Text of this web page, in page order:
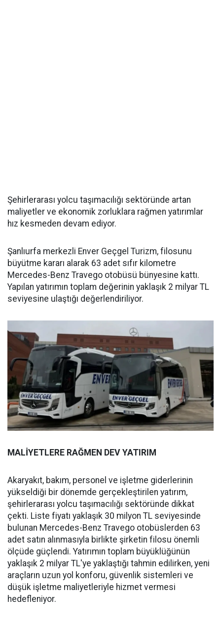
Şehirlerarası yolcu taşımacılığı sektöründe artan
maliyetler ve ekonomik zorluklara rağmen yatırımlar
hız kesmeden devam ediyor.
Şanlıurfa merkezli Enver Geçgel Turizm, filosunu
büyütme kararı alarak 63 adet sıfır kilometre
Mercedes-Benz Travego otobüsü bünyesine kattı.
Yapılan yatırımın toplam değerinin yaklaşık 2 milyar TL
seviyesine ulaştığı değerlendiriliyor.
MALİYETLERE RAĞMEN DEV YATIRIM
Akaryakıt, bakım, personel ve işletme giderlerinin
yükseldiği bir dönemde gerçekleştirilen yatırım,
şehirlerarası yolcu taşımacılığı sektöründe dikkat
çekti. Liste fiyatı yaklaşık 30 milyon TL seviyesinde
bulunan Mercedes-Benz Travego otobüslerden 63
adet satın alınmasıyla birlikte şirketin filosu önemli
ölçüde güçlendi. Yatırımın toplam büyüklüğünün
yaklaşık 2 milyar TL'ye yaklaştığı tahmin edilirken, yeni
araçların uzun yol konforu, güvenlik sistemleri ve
düşük işletme maliyetleriyle hizmet vermesi
hedefleniyor.